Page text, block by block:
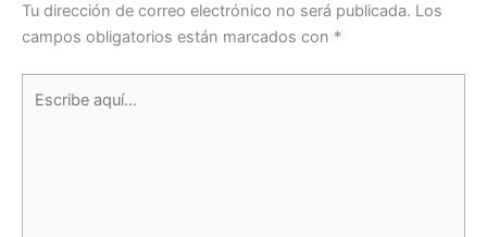
Tu dirección de correo electrónico no será publicada. Los
campos obligatorios están marcados con *
aquí...